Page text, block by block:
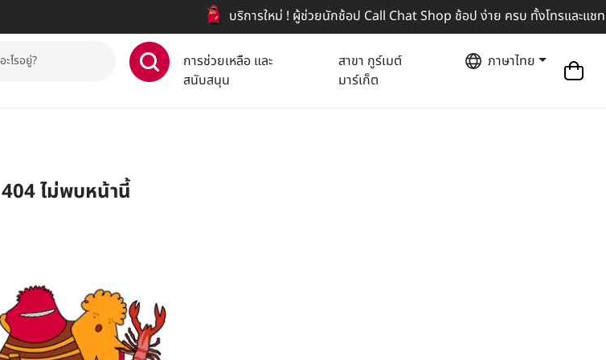
บริการใหม่ ! ผู้ช่วยนักช้อป Call Chat Shop ช้อป ง่าย ครบ ทั้งโทรและแชท
การช่วยเหลือ และ
สนับสนุน
สาขา กูร์เมต์
มาร์เก็ต
ภาษาไทย
404 ไม่พบหน้านี้